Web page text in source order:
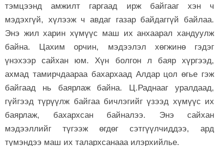
тэмцээнд амжилт гаргаад ирж байгааг хэн ч
мэдэхгүй, хүлээж ч авдаг газар байдаггүй байлаа.
Энэ жил харин хүмүүс маш их анхаарал хандуулж
байна. Цахим орчин, мэдээлэл хөгжинө гэдэг
үнэхээр сайхан юм. Хүн болгон л баяр хүргээд,
ахмад тамирчдаараа бахархаад Алдар цол өгье гэж
байгаад нь баярлаж байна. Ц.Раднааг уралдаад,
гүйгээд түрүүлж байгаа бичлэгийг үзээд хүмүүс их
баярлаж, бахархсан байналээ. Энэ сайхан
мэдээллийг түгээж өгдөг сэтгүүлчиддээ, ард
түмэндээ маш их талархсанааа илэрхийлье.